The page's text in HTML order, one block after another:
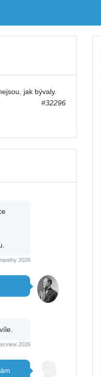
jak bývaly.
#32296
2026
2026